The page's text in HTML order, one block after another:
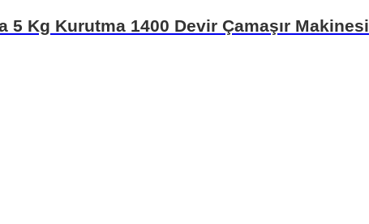
5 Kg Kurutma 1400 Devir Çamaşır Makinesi